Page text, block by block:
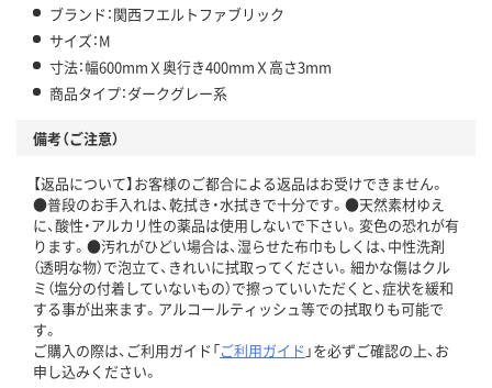
ブランド：関西フエルトファブリック
サイズ：M
寸法：幅600mmＸ奥行き400mmＸ高さ3mm
商品タイプ：ダークグレー系
備考（ご注意）
【返品について】お客様のご都合による返品はお受けできません。
●普段のお手入れは、乾拭き・水拭きで十分です。●天然素材ゆえ
に、酸性・アルカリ性の薬品は使用しないで下さい。変色の恐れが有
ります。●汚れがひどい場合は、湿らせた布巾もしくは、中性洗剤
（透明な物）で泡立て、きれいに拭取ってください。細かな傷はクル
ミ（塩分の付着していないもの）で擦っていいただくと、症状を緩和
する事が出来ます。アルコールティッシュ等での拭取りも可能で
す。
ご購入の際は、ご利用ガイド「ご利用ガイド 」を必ずご確認の上、お
申し込みください。